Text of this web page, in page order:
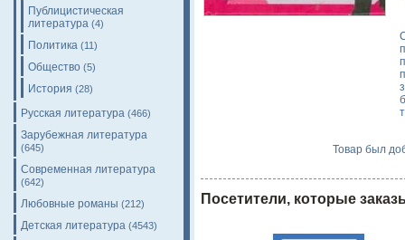
Публицистическая
литература (4)
Политика (11)
Общество (5)
История (28)
Русская литература (466)
Зарубежная литература
(645)
Современная литература
(642)
Любовные романы (212)
Детская литература (4543)
Товар был
Посетители, которые